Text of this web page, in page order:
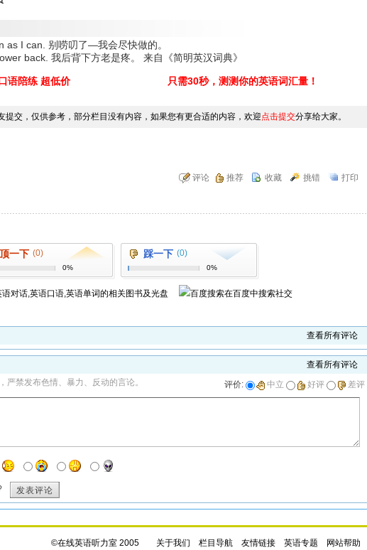
I can. 别唠叨了—我会尽快做的。
back. 我后背下方老是疼。 来自《简明英汉词典》
语陪练 超低价 只需30秒，测测你的英语词汇量！
提交，仅供参考，部分栏目没有内容，如果您有更合适的内容，欢迎点击提交分享给大家。
评论 推荐 收藏 挑错 打印
顶一下 (0)
0%
踩一下 (0)
0%
对话,英语口语,英语单词的相关图书及光盘 在百度中搜索社交
查看所有评论
查看所有评论
严禁发布色情、暴力、反动的言论。
评价: 中立 好评 差评
发表评论
©在线英语听力室 2005 关于我们 栏目导航 友情链接 英语专题 网站帮助